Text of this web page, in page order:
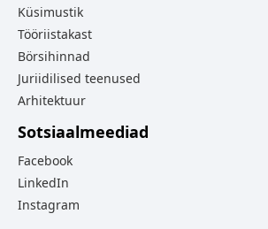
Küsimustik
Tööriistakast
Börsihinnad
Juriidilised teenused
Arhitektuur
Sotsiaalmeediad
Facebook
LinkedIn
Instagram